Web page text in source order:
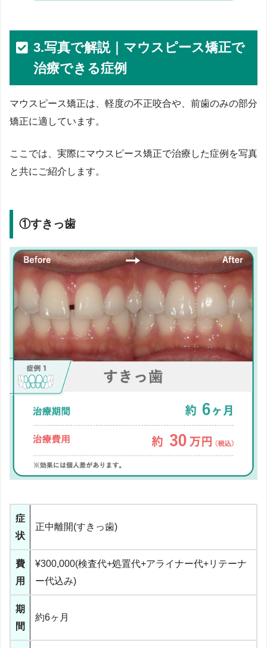
3.写真で解説｜マウスピース矯正で
治療できる症例
マウスピース矯正は、軽度の不正咬合や、前歯のみの部分
矯正に適しています。
ここでは、実際にマウスピース矯正で治療した症例を写真
と共にご紹介します。
①すきっ歯
症
状
正中離開(すきっ歯)
費
用
¥300,000(検査代+処置代+アライナー代+リテーナ
ー代込み)
期
間
約6ヶ月